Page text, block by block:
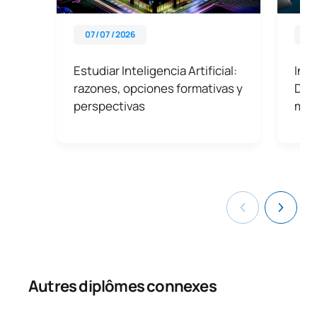
07 / 07 / 2026
Estudiar Inteligencia Artificial:
razones, opciones formativas y
perspectivas
Autres diplômes connexes